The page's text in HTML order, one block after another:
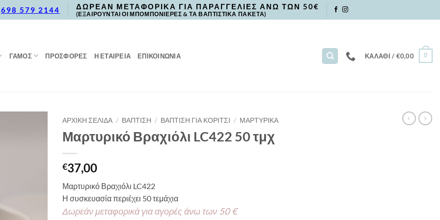
698 579 2144 ΔΩΡΕΑΝ ΜΕΤΑΦΟΡΙΚΑ ΓΙΑ ΠΑΡΑΓΓΕΛΙΕΣ ΑΝΩ ΤΩΝ 50€
(ΕΞΑΙΡΟΥΝΤΑΙ ΟΙ ΜΠΟΜΠΟΝΙΕΡΕΣ & ΤΑ ΒΑΠΤΙΣΤΙΚΑ ΠΑΚΕΤΑ)
ΓΑΜΟΣ ΠΡΟΣΦΟΡΈΣ Η ΕΤΑΙΡΕΙΑ ΕΠΙΚΟΙΝΩΝΙΑ ΚΑΛΆΘΙ / €0,00 0
ΑΡΧΙΚΉ ΣΕΛΊΔΑ / ΒΑΠΤΙΣΗ / ΒΑΠΤΙΣΗ ΓΙΑ ΚΟΡΙΤΣΙ / ΜΑΡΤΥΡΙΚΑ
Μαρτυρικό Βραχιόλι LC422 50 τμχ
€37,00
Μαρτυρικό Βραχιόλι LC422
Η συσκευασία περιέχει 50 τεμάχια
Δωρεάν μεταφορικά για αγορές άνω των 50 €